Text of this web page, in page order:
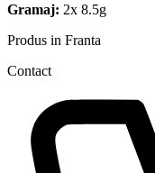
Gramaj: 2x 8.5g
Produs in Franta
Contact